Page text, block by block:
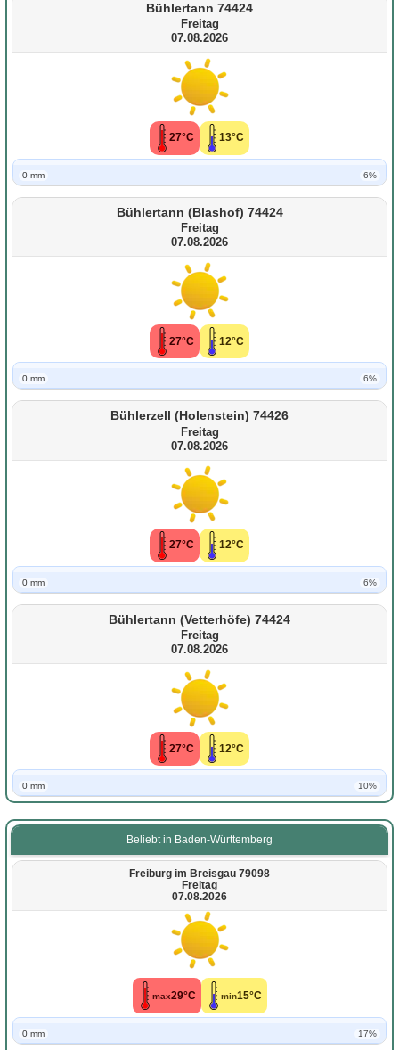
Bühlertann 74424
Freitag
07.08.2026
27°C 13°C
0 mm 6%
Bühlertann (Blashof) 74424
Freitag
07.08.2026
27°C 12°C
0 mm 6%
Bühlerzell (Holenstein) 74426
Freitag
07.08.2026
27°C 12°C
0 mm 6%
Bühlertann (Vetterhöfe) 74424
Freitag
07.08.2026
27°C 12°C
0 mm 10%
Beliebt in Baden-Württemberg
Freiburg im Breisgau 79098
Freitag
07.08.2026
max29°C min15°C
0 mm 17%